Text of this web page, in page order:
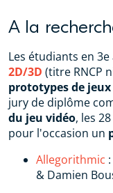
A la
Les étudiants en 3e
2D/3D (titre RNCP
prototypes de
jury de diplôme
du jeu vidéo, les
pour l'occasion un
Allegorithmic
& Damien